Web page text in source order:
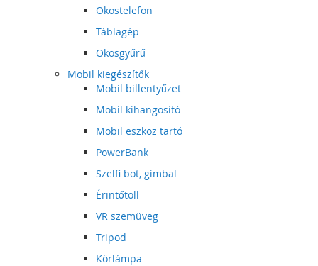
Okostelefon
Táblagép
Okosgyűrű
Mobil kiegészítők
Mobil billentyűzet
Mobil kihangosító
Mobil eszköz tartó
PowerBank
Szelfi bot, gimbal
Érintőtoll
VR szemüveg
Tripod
Körlámpa